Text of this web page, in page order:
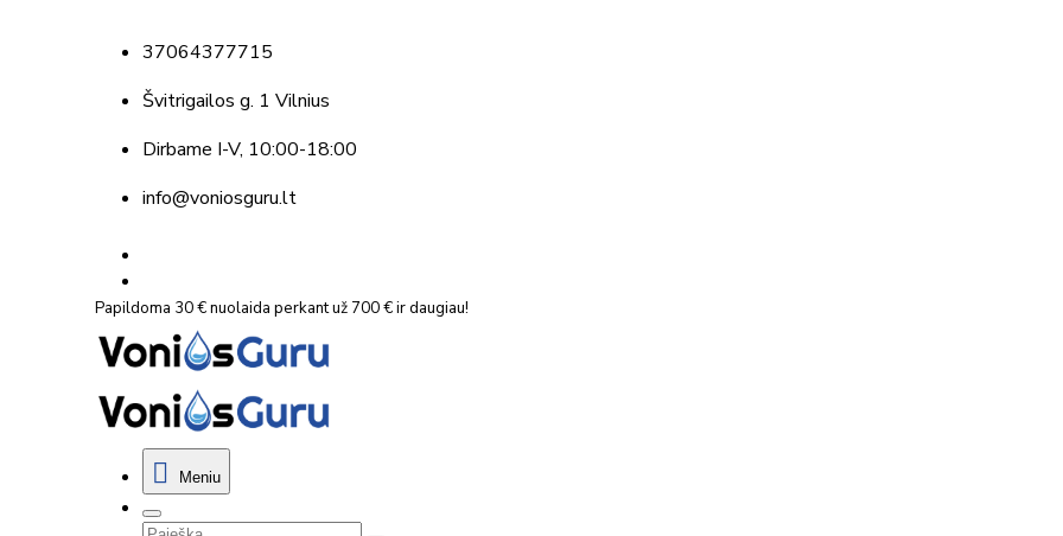
37064377715
Švitrigailos g. 1 Vilnius
Dirbame I-V, 10:00-18:00
info@voniosguru.lt
Papildoma 30 € nuolaida perkant už 700 € ir daugiau!
Meniu